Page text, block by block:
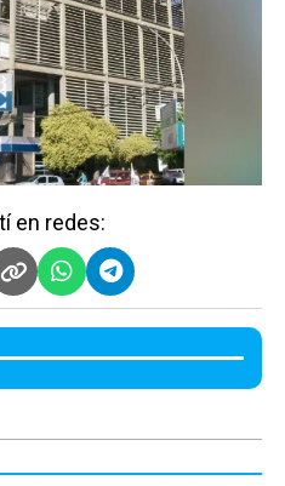
en redes: